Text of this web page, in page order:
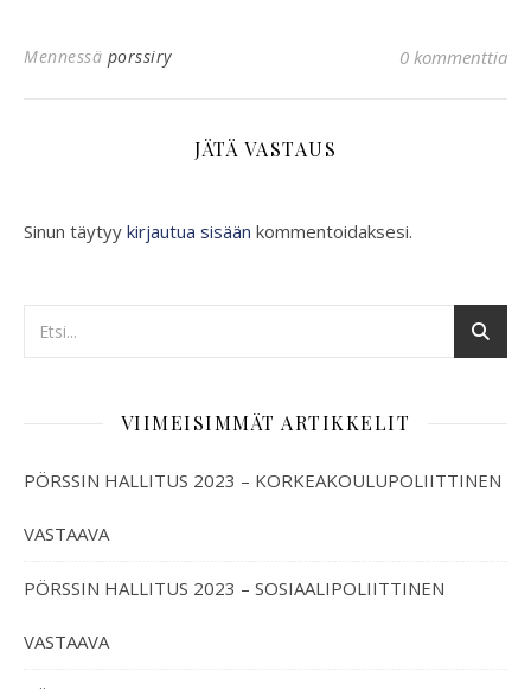
Mennessä porssiry 0 kommenttia
JÄTÄ VASTAUS
Sinun täytyy kirjautua sisään kommentoidaksesi.
VIIMEISIMMÄT ARTIKKELIT
PÖRSSIN HALLITUS 2023 – KORKEAKOULUPOLIITTINEN
VASTAAVA
PÖRSSIN HALLITUS 2023 – SOSIAALIPOLIITTINEN
VASTAAVA